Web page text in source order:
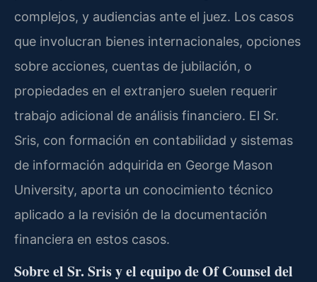
complejos, y audiencias ante el juez. Los casos
que involucran bienes internacionales, opciones
sobre acciones, cuentas de jubilación, o
propiedades en el extranjero suelen requerir
trabajo adicional de análisis financiero. El Sr.
Sris, con formación en contabilidad y sistemas
de información adquirida en George Mason
University, aporta un conocimiento técnico
aplicado a la revisión de la documentación
financiera en estos casos.
Sobre el Sr. Sris y el equipo de Of Counsel del